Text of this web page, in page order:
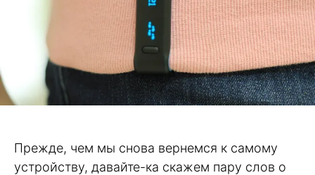
Прежде, чем мы снова вернемся к самому
устройству, давайте-ка скажем пару слов о